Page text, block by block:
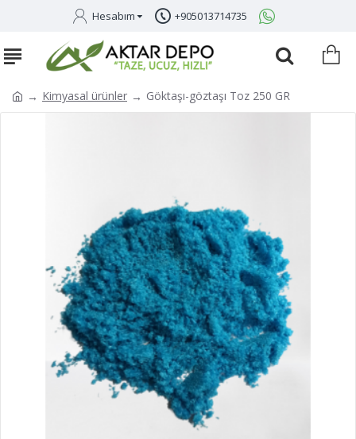
Hesabım +905013714735
Kimyasal ürünler Göktaşı-göztaşı Toz 250 GR